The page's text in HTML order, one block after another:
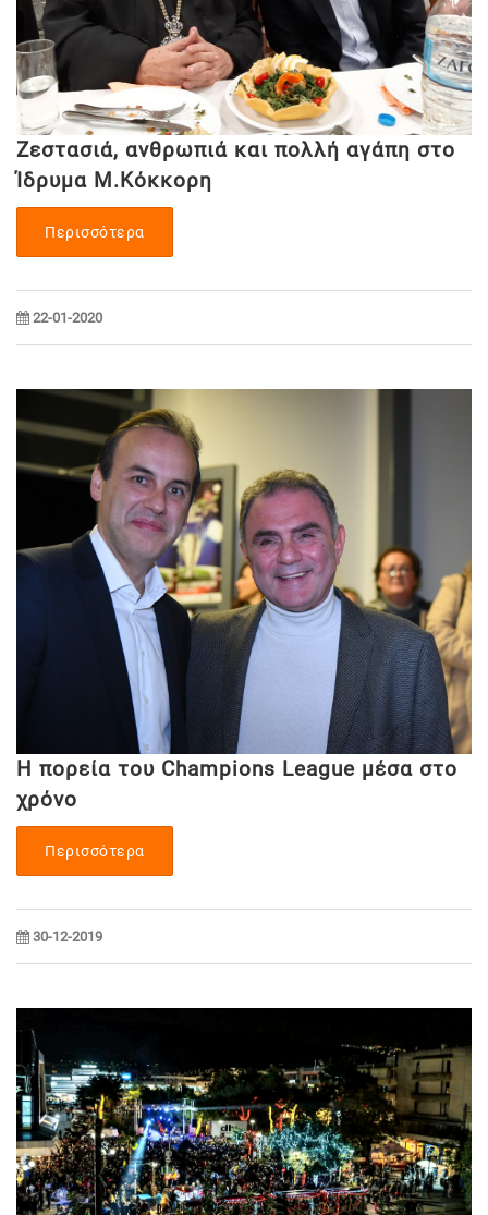
Ζεστασιά, ανθρωπιά και πολλή αγάπη στο
Ίδρυμα Μ.Κόκκορη
Περισσότερα
22-01-2020
Η πορεία του Champions League μέσα στο
χρόνο
Περισσότερα
30-12-2019